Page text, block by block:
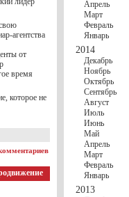
агентства
от
время
которое не
Апрель
Март
Февраль
Январь
2014
Декабрь
Ноябрь
Октябрь
Сентябрь
Август
Июль
Июнь
Май
Апрель
Март
Февраль
Январь
2013